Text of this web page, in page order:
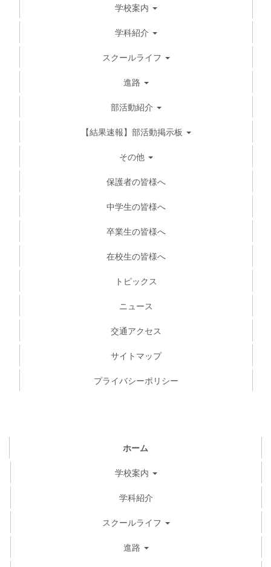
学校案内
学科紹介
スクールライフ
進路
部活動紹介
【結果速報】部活動掲示板
その他
保護者の皆様へ
中学生の皆様へ
卒業生の皆様へ
在校生の皆様へ
トピックス
ニュース
交通アクセス
サイトマップ
プライバシーポリシー
ホーム
学校案内
学科紹介
スクールライフ
進路